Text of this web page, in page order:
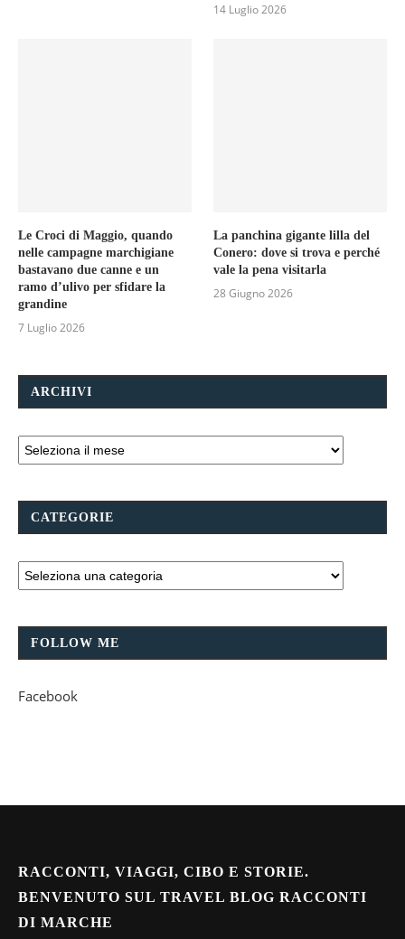
14 Luglio 2026
Le Croci di Maggio, quando
nelle campagne marchigiane
bastavano due canne e un
ramo d’ulivo per sfidare la
grandine
7 Luglio 2026
La panchina gigante lilla del
Conero: dove si trova e perché
vale la pena visitarla
28 Giugno 2026
ARCHIVI
CATEGORIE
FOLLOW ME
Facebook
RACCONTI, VIAGGI, CIBO E STORIE.
BENVENUTO SUL TRAVEL BLOG RACCONTI
DI MARCHE